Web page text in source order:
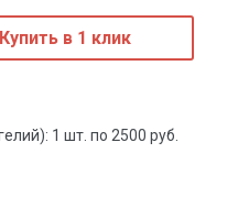
Купить в 1 клик
1 шт. по 2500 руб.